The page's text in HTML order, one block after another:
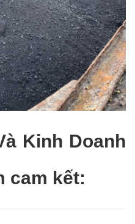
Kinh Doanh
cam kết: